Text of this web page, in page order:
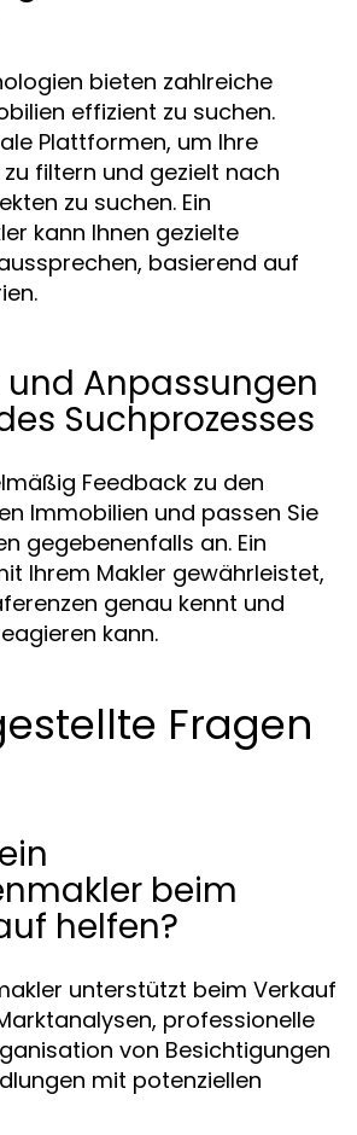
bieten zahlreiche
effizient zu suchen.
Plattformen, um Ihre
filtern und gezielt nach
zu suchen. Ein
kann Ihnen gezielte
basierend auf
und Anpassungen
Suchprozesses
Feedback zu den
Immobilien und passen Sie
gegebenenfalls an. Ein
Ihrem Makler gewährleistet,
genau kennt und
kann.
Fragen
beim
helfen?
unterstützt beim Verkauf
professionelle
von Besichtigungen
mit potenziellen